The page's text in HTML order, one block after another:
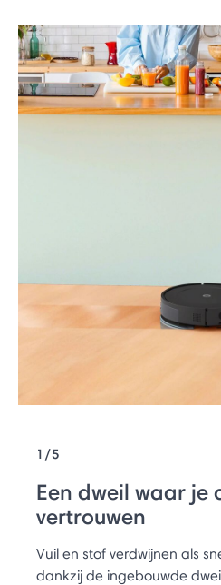
1/5
Een dweil waar je
vertrouwen
Vuil en stof verdwijnen als
dankzij de ingebouwde